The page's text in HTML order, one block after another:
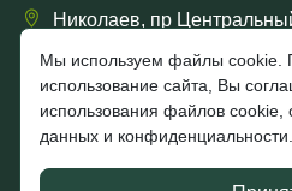
Николаев, пр
4.7
Мы используем файлы cookie.
использование сайта, Вы
использования файлов cookie,
данных и конфиденциальности.